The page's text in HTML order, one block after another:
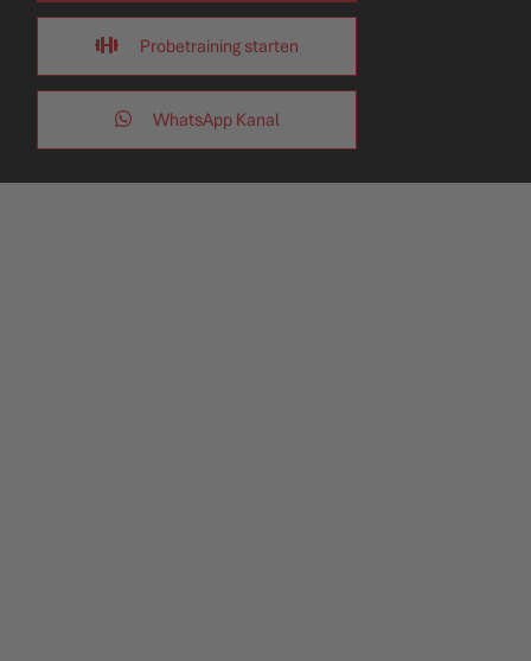
Probetraining starten
WhatsApp Kanal